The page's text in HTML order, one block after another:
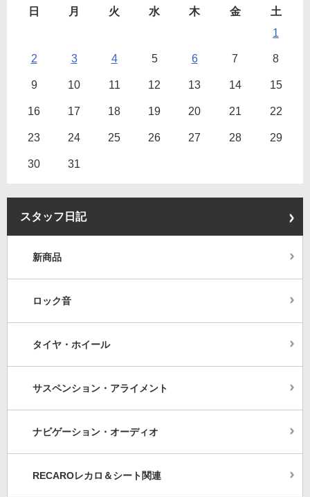
日 月 火 水 木 金
土
1
2 3 4 5 6 7 8
9 10 11 12 13 14 15
16 17 18 19 20 21 22
23 24 25 26 27 28 29
30 31
スタッフ日記
新商品
ロック音
タイヤ・ホイール
サスペンション・アライメント
ナビゲーション・オーディオ
RECAROレカロ＆シート関連